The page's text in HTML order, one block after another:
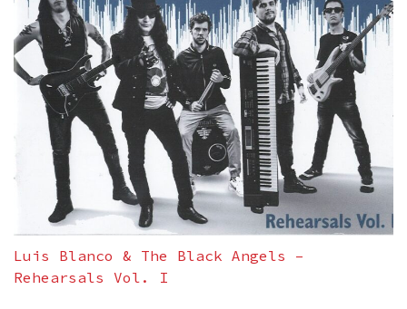
Luis Blanco & The Black Angels –
Rehearsals Vol. I